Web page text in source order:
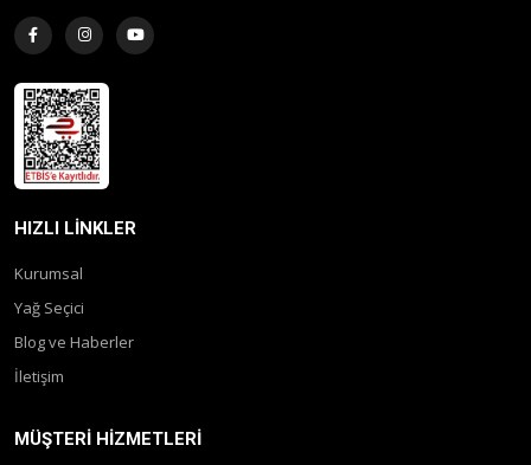
HIZLI LINKLER
Kurumsal
Yağ Seçici
Blog ve Haberler
İletişim
MÜŞTERI HIZMETLERI